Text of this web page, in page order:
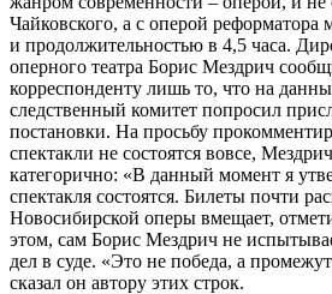
Чайковского, а с оперой реформатора
и продолжительностью в 4,5 часа.
оперного театра Борис Мездрич
корреспонденту лишь то, что на
следственный комитет попросил
постановки. На просьбу
спектакли не состоятся вовсе,
категорично: «В данный момент я
спектакля состоятся. Билеты почти
Новосибирской оперы вмещает,
этом, сам Борис Мездрич не
дел в суде. «Это не победа, а
сказал он автору этих строк.